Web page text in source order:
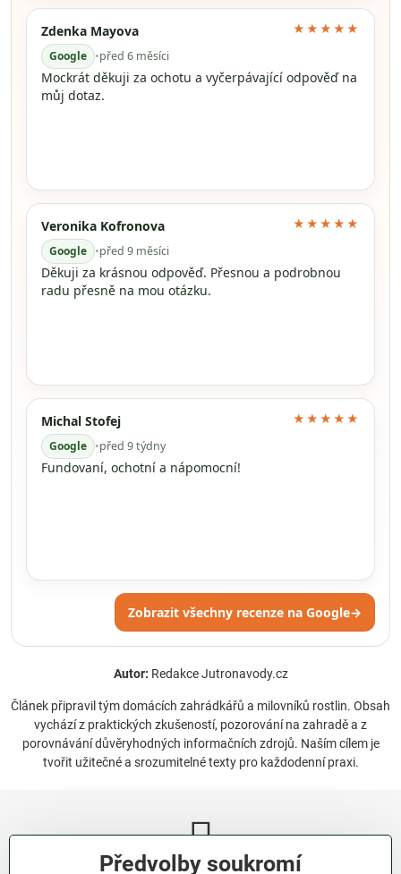
Zdenka Mayova
Google •před 6 měsíci
★★★★★
Mockrát děkuji za ochotu a vyčerpávající odpověď na
můj dotaz.
Veronika Kofronova
Google •před 9 měsíci
★★★★★
Děkuji za krásnou odpověď. Přesnou a podrobnou
radu přesně na mou otázku.
Michal Stofej
Google •před 9 týdny
★★★★★
Fundovaní, ochotní a nápomocní!
Zobrazit všechny recenze na Google→
Autor: Redakce Jutronavody.cz
Článek připravil tým domácích zahrádkářů a milovníků rostlin. Obsah
vychází z praktických zkušeností, pozorování na zahradě a z
porovnávání důvěryhodných informačních zdrojů. Naším cílem je
tvořit užitečné a srozumitelné texty pro každodenní praxi.
Předvolby soukromí